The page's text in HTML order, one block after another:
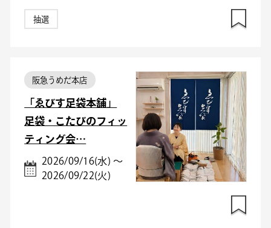
抽選
阪急うめだ本店
「ゑびす足袋本舗」
足袋・こたびのフィッ
ティング会…
2026/09/16(水) ～
2026/09/22(火)